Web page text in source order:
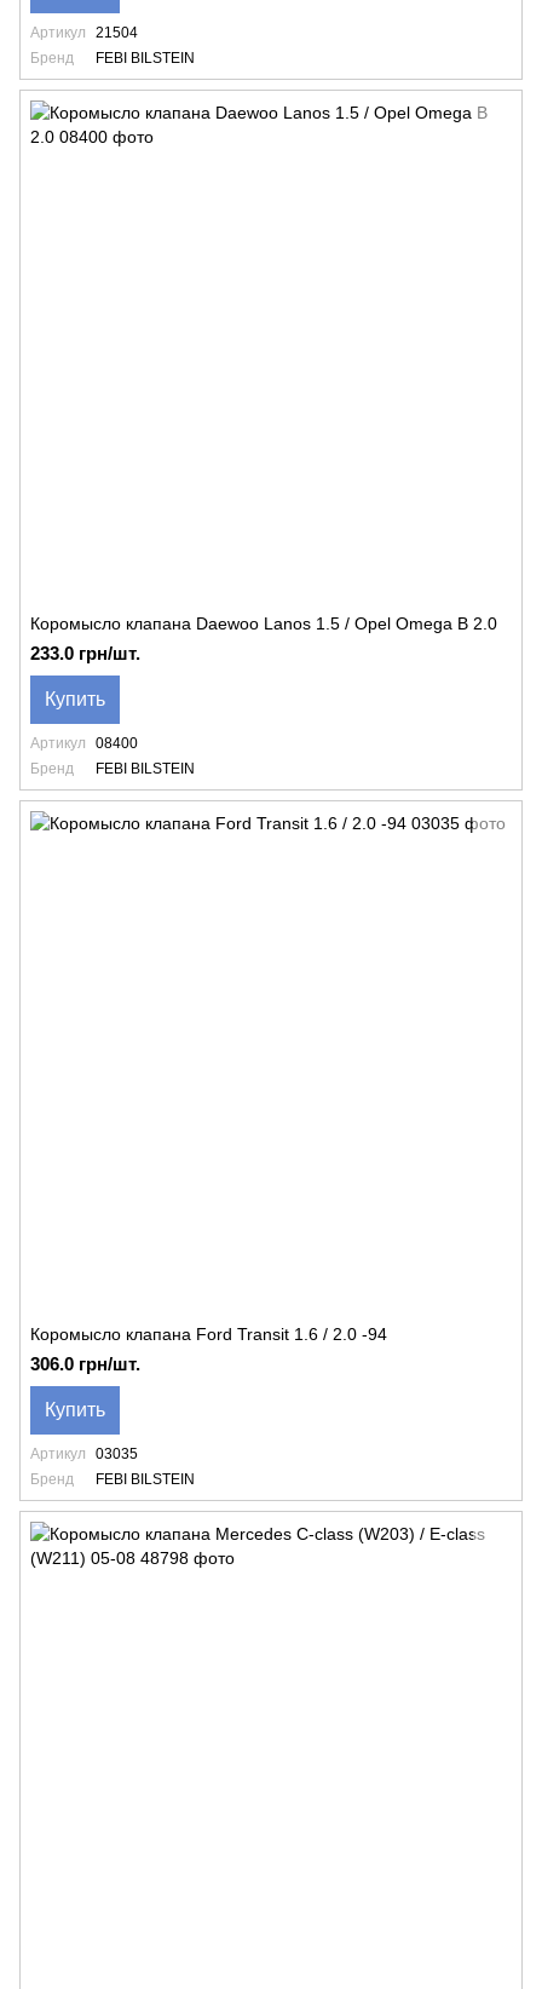
Артикул
21504
Бренд
FEBI BILSTEIN
Коромысло клапана Daewoo Lanos 1.5 / Opel Omega B 2.0
233.0 грн/шт.
Купить
Артикул
08400
Бренд
FEBI BILSTEIN
Коромысло клапана Ford Transit 1.6 / 2.0 -94
306.0 грн/шт.
Купить
Артикул
03035
Бренд
FEBI BILSTEIN